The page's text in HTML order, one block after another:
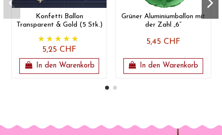
Konfetti Ballon
Transparent & Gold (5 Stk.)
5,25 CHF
In den Warenkorb
Grüner Aluminiumballon mit
der Zahl „6“
5,45 CHF
In den Warenkorb